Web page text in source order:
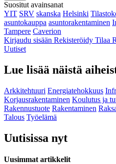
Suositut avainsanat
YIT SRV skanska Helsinki
asuntokauppa asuntorakentaminen
Tampere Caverion
Kirjaudu sisään Rekisteröidy Tilaa
Uutiset
Lue lisää näistä
Arkkitehtuuri Energiatehokkuus
Korjausrakentaminen Koulutus ja
Rakennustuote Rakentaminen
Talous Työelämä
Uutisissa nyt
Uusimmat artikkelit